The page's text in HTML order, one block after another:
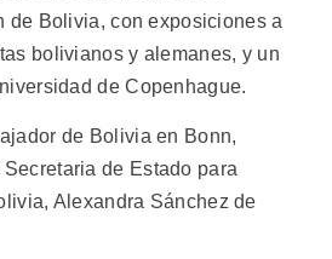
de Bolivia, con exposiciones a
bolivianos y alemanes, y un
de Copenhague.
de Bolivia en Bonn,
de Estado para
Alexandra Sánchez de